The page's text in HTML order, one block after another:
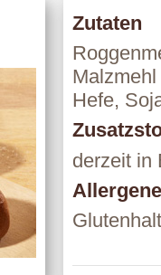
Zutaten
Hefe,
derzeit in
Allergene